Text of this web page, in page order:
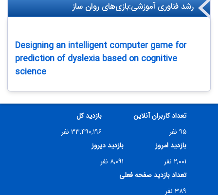
رشد فناوری آموزشی:بازی‌های روان ساز
Designing an intelligent computer game for
prediction of dyslexia based on cognitive
science
تعداد کاربران آنلاین
۹۵ نفر
بازدید کل
۳۳,۴۹۰,۱۹۶ نفر
بازدید امروز
۲,۰۰۱ نفر
بازدید دیروز
۸,۰۹۱ نفر
تعداد بازدید صفحه فعلی
۳۸۹ نفر